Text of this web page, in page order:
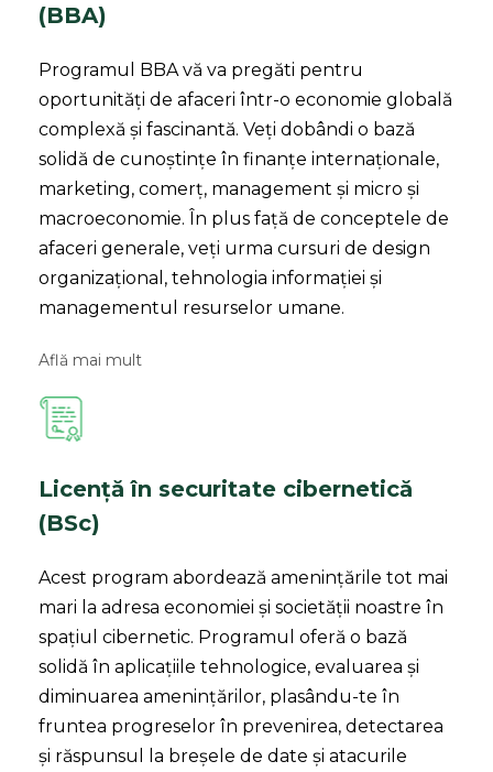
(BBA)
Programul BBA vă va pregăti pentru
oportunități de afaceri într-o economie globală
complexă și fascinantă. Veți dobândi o bază
solidă de cunoștințe în finanțe internaționale,
marketing, comerț, management și micro și
macroeconomie. În plus față de conceptele de
afaceri generale, veți urma cursuri de design
organizațional, tehnologia informației și
managementul resurselor umane.
Află mai mult
Licență în securitate cibernetică
(BSc)
Acest program abordează amenințările tot mai
mari la adresa economiei și societății noastre în
spațiul cibernetic. Programul oferă o bază
solidă în aplicațiile tehnologice, evaluarea și
diminuarea amenințărilor, plasându-te în
fruntea progreselor în prevenirea, detectarea
și răspunsul la breșele de date și atacurile